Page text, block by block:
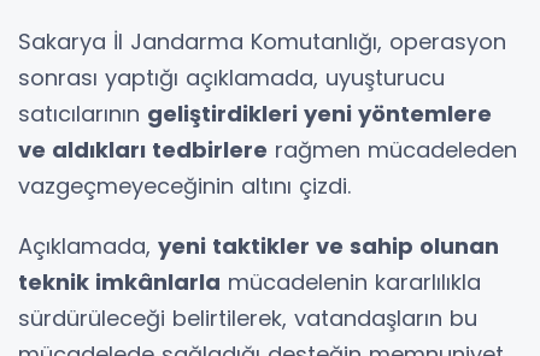
Sakarya İl Jandarma Komutanlığı, operasyon
sonrası yaptığı açıklamada, uyuşturucu
satıcılarının geliştirdikleri yeni yöntemlere
ve aldıkları tedbirlere rağmen mücadeleden
vazgeçmeyeceğinin altını çizdi.
Açıklamada, yeni taktikler ve sahip olunan
teknik imkânlarla mücadelenin kararlılıkla
sürdürüleceği belirtilerek, vatandaşların bu